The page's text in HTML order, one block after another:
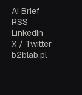
AI Brief
RSS
LinkedIn
X / Twitter
b2blab.pl